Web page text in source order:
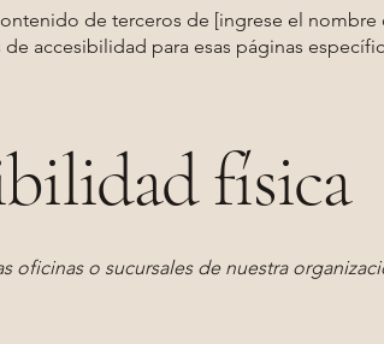
de terceros de [ingrese el nombre
accesibilidad para esas páginas
física
o sucursales de nuestra